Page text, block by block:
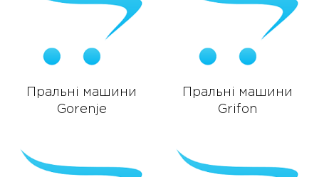
Пральні машини
Gorenje
Пральні машини
Grifon